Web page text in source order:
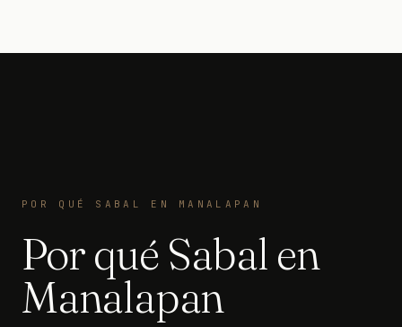
POR QUÉ SABAL EN MANALAPAN
Por qué Sabal en
Manalapan